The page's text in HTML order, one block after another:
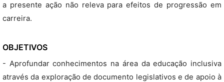
a presente ação não releva para efeitos de progressão em
carreira.
OBJETIVOS
- Aprofundar conhecimentos na área da educação inclusiva
através da exploração de documento legislativos e de apoio à